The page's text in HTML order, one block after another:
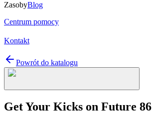
ZasobyBlog
Centrum pomocy
Kontakt
Powrót do katalogu
Get Your Kicks on Future 86